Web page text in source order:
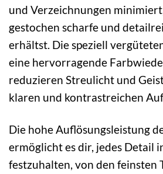
und Verzeichnungen
gestochen scharfe und
erhältst. Die speziell
eine hervorragende
reduzieren Streulicht und
klaren und kontrastreichen
Die hohe Auflösungsleistung
ermöglicht es dir, jedes Detail
festzuhalten, von den feinsten